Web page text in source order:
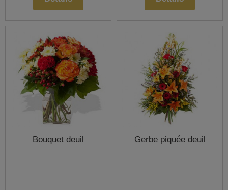
Bouquet deuil Gerbe piquée deuil